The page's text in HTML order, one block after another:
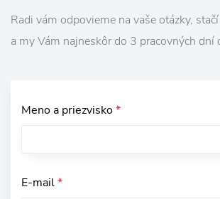
Radi vám odpovieme na vaše otázky,
a my Vám najneskôr do 3 pracovných dní
Meno a priezvisko*
E-mail*